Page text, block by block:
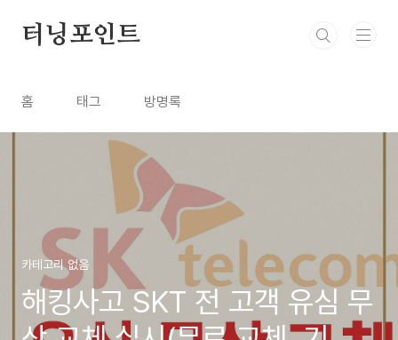
터닝포인트
홈 태그 방명록
카테고리 없음
해킹사고 SKT 전 고객 유심 무